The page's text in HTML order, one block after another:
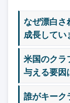
なぜ漂白さ
成長してい
米国のクラ
与える要因
誰がキーク